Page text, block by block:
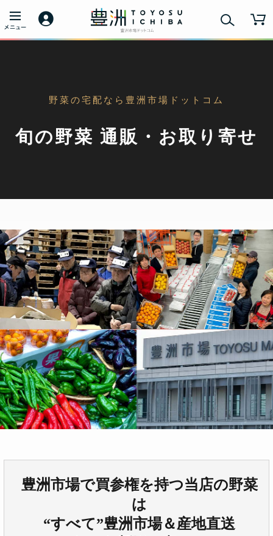
野菜の宅配なら豊洲市場ドットコム
旬の野菜 通販・お取り寄せ
豊洲市場で買参権を持つ当店の野菜
は
“すべて”豊洲市場＆産地直送